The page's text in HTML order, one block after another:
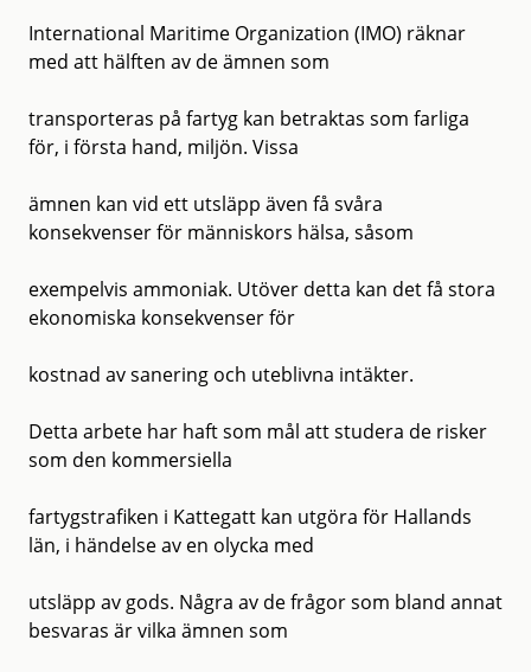
International Maritime Organization (IMO) räknar
med att hälften av de ämnen som
transporteras på fartyg kan betraktas som farliga
för, i första hand, miljön. Vissa
ämnen kan vid ett utsläpp även få svåra
konsekvenser för människors hälsa, såsom
exempelvis ammoniak. Utöver detta kan det få stora
ekonomiska konsekvenser för
kostnad av sanering och uteblivna intäkter.
Detta arbete har haft som mål att studera de risker
som den kommersiella
fartygstrafiken i Kattegatt kan utgöra för Hallands
län, i händelse av en olycka med
utsläpp av gods. Några av de frågor som bland annat
besvaras är vilka ämnen som